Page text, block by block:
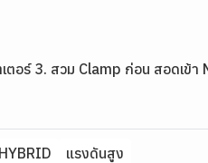
อร์ 3. สวม Clamp ก่อน สอดเข้
HYBRID แรงดันสูง